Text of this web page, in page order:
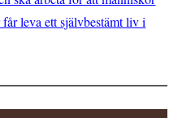
leva ett självbestämt liv i